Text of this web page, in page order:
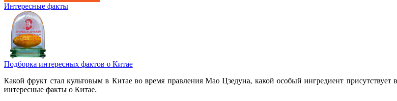
Интересные факты
Подборка интересных фактов о Китае
Какой фрукт стал культовым в Китае во время правления Мао Цзедуна, какой особый ингредиент
интересные факты о Китае.